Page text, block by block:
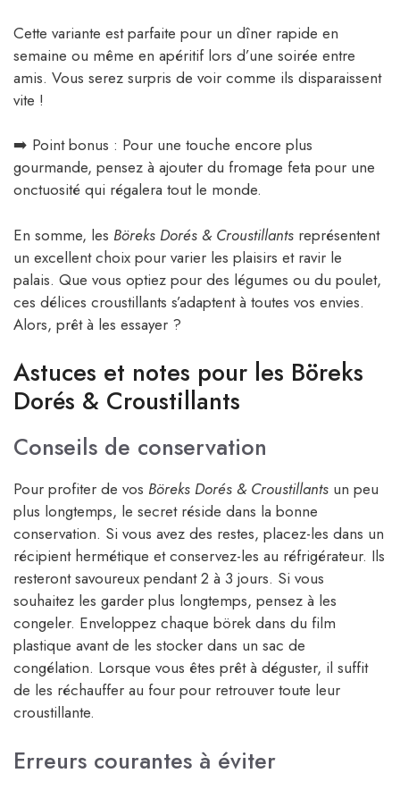
Cette variante est parfaite pour un dîner rapide en
semaine ou même en apéritif lors d’une soirée entre
amis. Vous serez surpris de voir comme ils disparaissent
vite !
➡️ Point bonus : Pour une touche encore plus
gourmande, pensez à ajouter du fromage feta pour une
onctuosité qui régalera tout le monde.
En somme, les Böreks Dorés & Croustillants représentent
un excellent choix pour varier les plaisirs et ravir le
palais. Que vous optiez pour des légumes ou du poulet,
ces délices croustillants s’adaptent à toutes vos envies.
Alors, prêt à les essayer ?
Astuces et notes pour les Böreks
Dorés & Croustillants
Conseils de conservation
Pour profiter de vos Böreks Dorés & Croustillants un peu
plus longtemps, le secret réside dans la bonne
conservation. Si vous avez des restes, placez-les dans un
récipient hermétique et conservez-les au réfrigérateur. Ils
resteront savoureux pendant 2 à 3 jours. Si vous
souhaitez les garder plus longtemps, pensez à les
congeler. Enveloppez chaque börek dans du film
plastique avant de les stocker dans un sac de
congélation. Lorsque vous êtes prêt à déguster, il suffit
de les réchauffer au four pour retrouver toute leur
croustillante.
Erreurs courantes à éviter